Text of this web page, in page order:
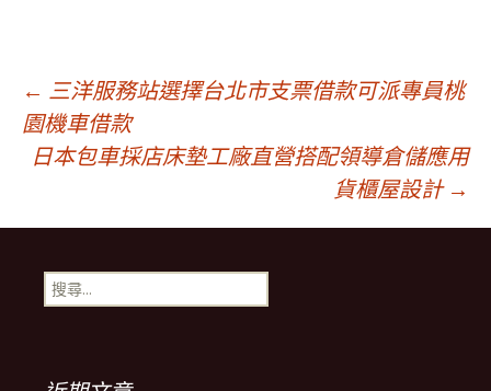
文
章
導
覽
← 三洋服務站選擇台北市支票借款可派專員桃
園機車借款
日本包車採店床墊工廠直營搭配領導倉儲應用
貨櫃屋設計 →
搜
尋